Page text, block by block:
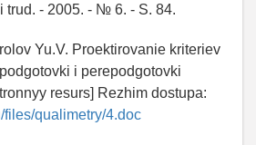
trud. - 2005. - № 6. - S. 84.
Yu.V. Proektirovanie kriteriev
i perepodgotovki
resurs] Rezhim dostupa:
files/qualimetry/4.doc